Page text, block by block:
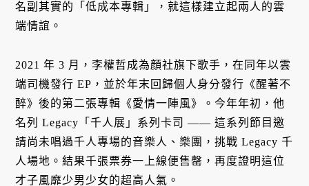
名副其實的「低成本專輯」，就這樣建立起兩人的雲
端情誼。
2021 年 3 月，李權哲成為顏社旗下歌手，在同年以雲
端司機發行 EP，並於年末回歸個人身分發行《醒著不
醉》後的第二張專輯《愛情一陣風》。今年年初，他
名列 Legacy「千人展」系列卡司 —— 這系列節目邀
請尚未唱過千人專場的音樂人、樂團，挑戰 Legacy 千
人場地。結果千張票券一上線便售罄，再度證明這位
才子風靡少男少女的超高人氣。